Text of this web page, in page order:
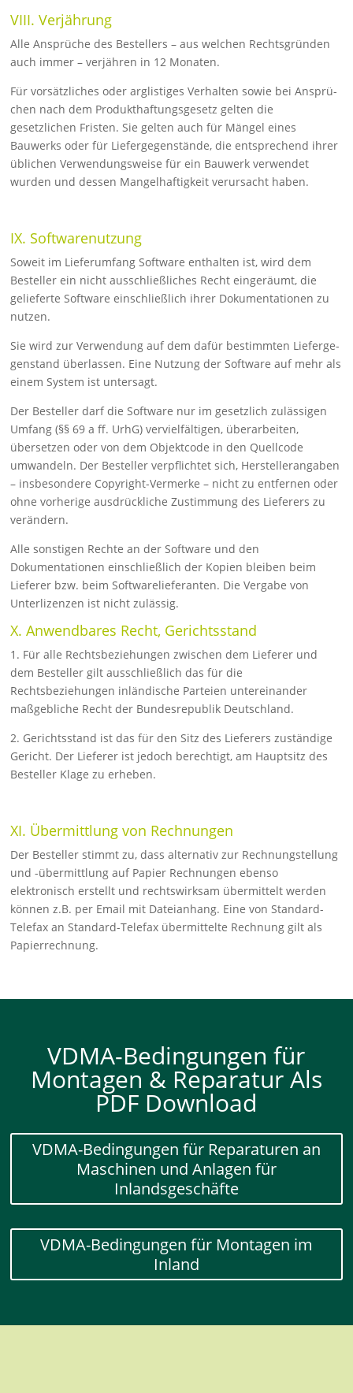
VIII. Verjährung
Alle Ansprüche des Bestellers – aus welchen Rechtsgründen
auch immer – verjähren in 12 Monaten.
Für vorsätzliches oder arglistiges Verhalten sowie bei Ansprü­
chen nach dem Produkthaftungsgesetz gelten die
gesetzlichen Fristen. Sie gelten auch für Mängel eines
Bauwerks oder für Liefergegenstände, die ent­sprechend ihrer
üblichen Verwen­dungsweise für ein Bauwerk verwendet
wurden und dessen Mangelhaftigkeit verursacht haben.
IX. Softwarenutzung
Soweit im Lieferumfang Software enthalten ist, wird dem
Besteller ein nicht ausschließliches Recht eingeräumt, die
gelieferte Soft­ware ein­schließlich ihrer Dokumentationen zu
nutzen.
Sie wird zur Verwendung auf dem dafür bestimmten Lieferge­
gens­tand überlassen. Eine Nutzung der Software auf mehr als
einem System ist untersagt.
Der Besteller darf die Software nur im gesetzlich zulässigen
Umfang (§§ 69 a ff. UrhG) vervielfältigen, überarbeiten,
überset­zen oder von dem Objektcode in den Quellcode
umwandeln. Der Besteller ver­pflichtet sich, Herstellerangaben
– insbesondere Copyright-Vermerke – nicht zu entfer­nen oder
ohne vorherige ausdrückliche Zustimmung des Lieferers zu
verändern.
Alle sonstigen Rechte an der Software und den
Dokumentationen ein­schließlich der Kopien bleiben beim
Lieferer bzw. beim Soft­ware­liefe­ranten. Die Vergabe von
Unterlizenzen ist nicht zulässig.
X. Anwendbares Recht, Gerichtsstand
1. Für alle Rechtsbeziehungen zwischen dem Lieferer und
dem Be­steller gilt ausschließlich das für die
Rechtsbeziehungen in­ländi­sche Par­teien untereinander
maßgebliche Recht der Bun­desrepu­blik Deutschland.
2. Gerichtsstand ist das für den Sitz des Lieferers zuständige
Gericht. Der Lieferer ist jedoch berechtigt, am Hauptsitz des
Besteller Klage zu er­heben.
XI. Übermittlung von Rechnungen
Der Besteller stimmt zu, dass alternativ zur Rechnungstellung
und -übermittlung auf Papier Rechnungen ebenso
elektronisch erstellt und rechtswirksam übermittelt werden
können z.B. per Email mit Dateianhang. Eine von Standard-
Telefax an Standard-Telefax übermittelte Rechnung gilt als
Papierrechnung.
VDMA-Bedingungen für
Montagen & Reparatur Als
PDF Download
VDMA-Bedingungen für Reparaturen an
Maschinen und Anlagen für
Inlandsgeschäfte
VDMA-Bedingungen für Montagen im
Inland